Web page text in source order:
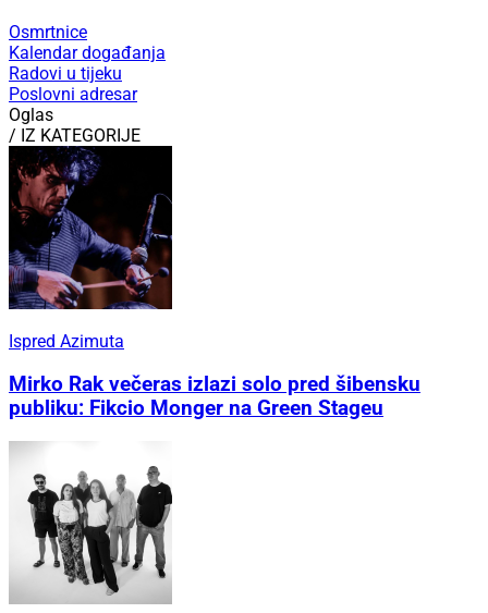
Osmrtnice
Kalendar događanja
Radovi u tijeku
Poslovni adresar
Oglas
/ IZ KATEGORIJE
Ispred Azimuta
Mirko Rak večeras izlazi solo pred šibensku
publiku: Fikcio Monger na Green Stageu